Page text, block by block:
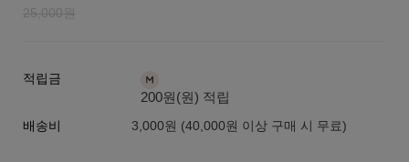
25,000원
적립금
200원(원) 적립
배송비 3,000원 (40,000원 이상 구매 시 무료)